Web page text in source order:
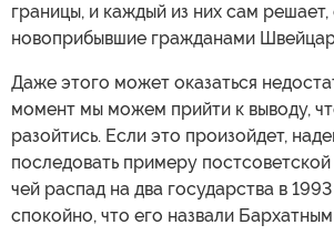
границы, и каждый из них сам решает,
новоприбывшие гражданами
Даже этого может оказаться
момент мы можем прийти к выводу,
разойтись. Если это произойдет,
последовать примеру
чей распад на два государства в
спокойно, что его назвали